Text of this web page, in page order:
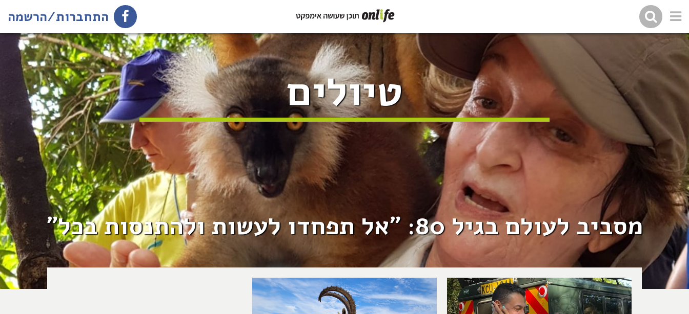
התחברות/הרשמה
טיולים
מסביב לעולם בגיל 80: "אל תפחדו לעשות ולהתנסות בכל"